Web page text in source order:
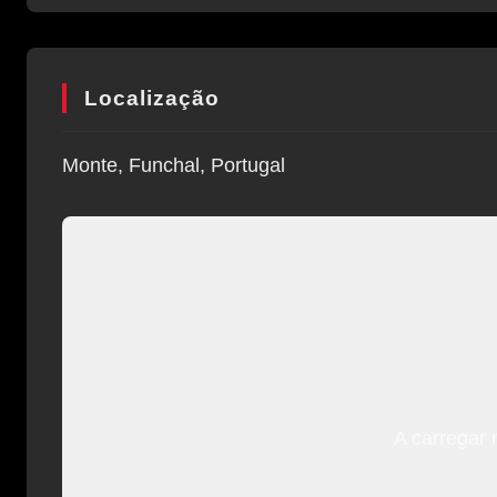
Localização
Monte, Funchal, Portugal